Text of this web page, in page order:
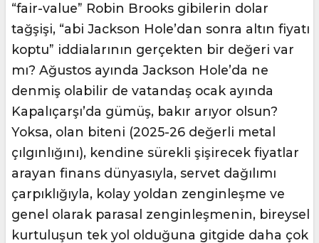
“fair-value” Robin Brooks gibilerin dolar
tağşişi, “abi Jackson Hole’dan sonra altın fiyatı
koptu” iddialarının gerçekten bir değeri var
mı? Ağustos ayında Jackson Hole’da ne
denmiş olabilir de vatandaş ocak ayında
Kapalıçarşı’da gümüş, bakır arıyor olsun?
Yoksa, olan biteni (2025-26 değerli metal
çılgınlığını), kendine sürekli şişirecek fiyatlar
arayan finans dünyasıyla, servet dağılımı
çarpıklığıyla, kolay yoldan zenginleşme ve
genel olarak parasal zenginleşmenin, bireysel
kurtuluşun tek yol olduğuna gitgide daha çok